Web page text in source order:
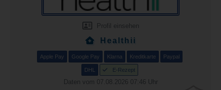
Profil einsehen
Healthii
Apple Pay Google Pay Klarna Kreditkarte Paypal
DHL E-Rezept
Daten vom 07.08.2026 07:46 Uhr